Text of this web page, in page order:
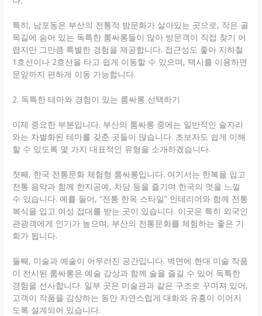
특히, 남포동은 부산의 전통적 밤문화가 살아있는 곳으로, 작은 골
목길에 숨어 있는 독특한 룸싸롱들이 많아 방문객이 직접 찾기 어
렵지만 그만큼 특별한 경험을 제공합니다. 접근성도 좋아 지하철
1호선이나 2호선을 타고 쉽게 이동할 수 있으며, 택시를 이용하면
문앞까지 편하게 이동 가능합니다.
2. 독특한 테마와 경험이 있는 룸싸롱 선택하기
이제 중요한 부분입니다. 부산의 룸싸롱 중에는 일반적인 술자리
와는 차별화된 테마를 갖춘 곳들이 많습니다. 초보자도 쉽게 이해
할 수 있도록 몇 가지 대표적인 유형을 소개하겠습니다.
첫째, 한국 전통문화 체험형 룸싸롱입니다. 여기서는 한복을 입고
전통 음악과 함께 한지공예, 차담 등을 즐기며 한국의 멋을 느낄
수 있습니다. 예를 들어, “전통 한옥 스타일” 인테리어와 함께 전통
복식을 입고 여성 접대를 받는 곳이 있습니다. 이곳은 특히 외국인
관광객에게 인기가 높으며, 부산의 전통문화를 체험하는 좋은 기
회가 됩니다.
둘째, 미술과 예술이 어우러진 공간입니다. 벽면에 현대 미술 작품
이 전시된 룸싸롱은 예술 감상과 함께 술을 즐길 수 있어 독특한
경험을 선사합니다. 일부 곳은 미술관과 같은 구조로 꾸며져 있어,
고객이 작품을 감상하는 동안 자연스럽게 대화와 유흥이 이어지
도록 설계되어 있습니다.